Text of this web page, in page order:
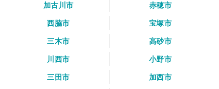
加古川市
赤穂市
西脇市
宝塚市
三木市
高砂市
川西市
小野市
三田市
加西市